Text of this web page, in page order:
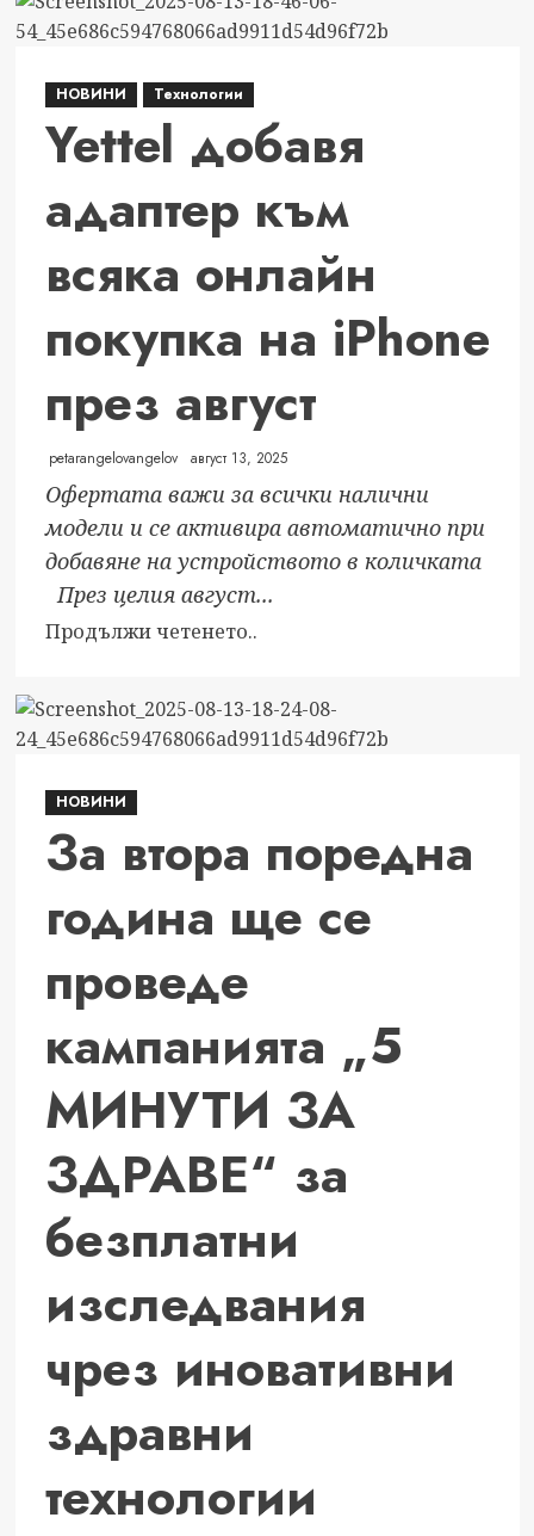
Община
Благоевград
втората
половина
2025
със
бюджет
1
млн.
лв.
по-
нисък
дълг,
финансовият
отчет
НОВИНИ Технологии
Yettel добавя
адаптер към
всяка онлайн
покупка на iPhone
през август
petarangelovangelov август 13, 2025
Офертата важи за всички налични
модели и се активира автоматично при
добавяне на устройството в количката
През целия август...
Продължи четенето..Read
Yettel
добавя
онлайн
на
НОВИНИ
За втора поредна
година ще се
проведе
кампанията „5
МИНУТИ ЗА
ЗДРАВЕ“ за
безплатни
изследвания
чрез иновативни
здравни
технологии